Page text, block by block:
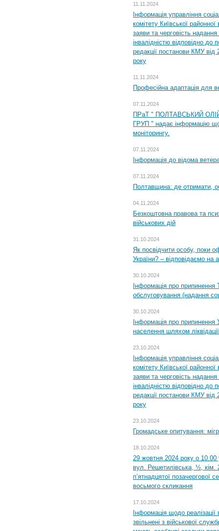
11.11.2024
Інформація управління
комітету Київської
заяви та черговість надання
інвалідністю відповідно
редакції постанови КМУ
року
11.11.2024
Професійна адаптація для
07.11.2024
ПРаТ " ПОЛТАВСЬКИЙ
ГРУП " надає інформацію
моніторингу.
07.11.2024
Інформація до відома
07.11.2024
Полтавщина: де отримати,
04.11.2024
Безкоштовна правова та
військових дій
31.10.2024
Як посвідчити особу, поки
України? – відповідаємо на
30.10.2024
Інформація про припинення
обслуговування (надання
30.10.2024
Інформація про припинення
населення шляхом ліквідації
23.10.2024
Інформація управління
комітету Київської
заяви та черговість надання
інвалідністю відповідно
редакції постанови КМУ
року
23.10.2024
Громадське опитування:
18.10.2024
29 жовтня 2024 року о 10.00
вул. Решетилівська, ½, кім.
п’ятнадцятої позачергової
восьмого скликання
17.10.2024
Інформація щодо
звільнені з військової